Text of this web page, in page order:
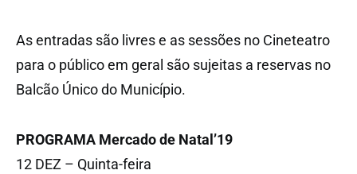
As entradas são livres e as sessões no Cineteatro
para o público em geral são sujeitas a reservas no
Balcão Único do Município.
PROGRAMA Mercado de Natal’19
12 DEZ – Quinta-feira